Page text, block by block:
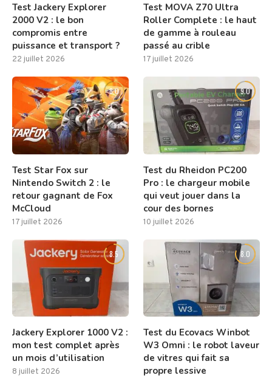
Test Jackery Explorer
2000 V2 : le bon
compromis entre
puissance et transport ?
22 juillet 2026
Test MOVA Z70 Ultra
Roller Complete : le haut
de gamme à rouleau
passé au crible
17 juillet 2026
8.0
Test Star Fox sur
Nintendo Switch 2 : le
retour gagnant de Fox
McCloud
17 juillet 2026
9.0
Test du Rheidon PC200
Pro : le chargeur mobile
qui veut jouer dans la
cour des bornes
10 juillet 2026
8.5
Jackery Explorer 1000 V2 :
mon test complet après
un mois d’utilisation
8 juillet 2026
8.0
Test du Ecovacs Winbot
W3 Omni : le robot laveur
de vitres qui fait sa
propre lessive